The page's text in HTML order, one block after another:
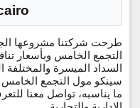
طرحت شركتنا مشروعها
التجمع الخامس وبأسعار
السداد الميسرة
ما يناسبه، تواصل معنا